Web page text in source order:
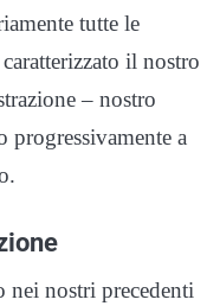
tutte le
il nostro
– nostro
progressivamente a
nei nostri precedenti